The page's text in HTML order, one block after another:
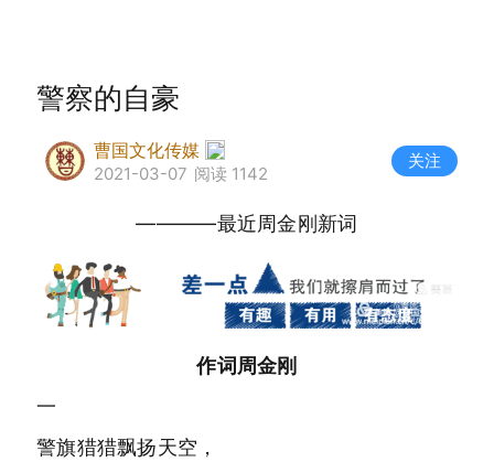
警察的自豪
曹国文化传媒
2021-03-07 阅读 1142
关注
————最近周金刚新词
作词周金刚
一
警旗猎猎飘扬天空，